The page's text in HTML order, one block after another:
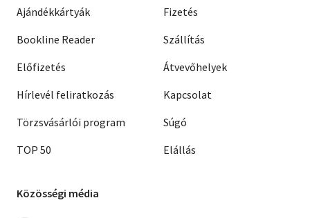
Ajándékkártyák
Bookline Reader
Előfizetés
Hírlevél feliratkozás
Törzsvásárlói program
TOP 50
Fizetés
Szállítás
Átvevőhelyek
Kapcsolat
Súgó
Elállás
Közösségi média